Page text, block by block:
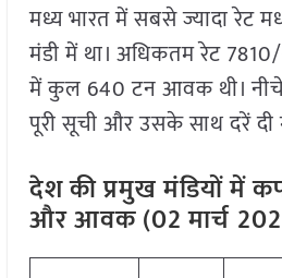
मध्य भारत में सबसे ज्यादा रेट
मंडी में था। अधिकतम रेट
में कुल 640 टन आवक थी। नीचे
पूरी सूची और उसके साथ दरें दी
देश की प्रमुख मंडियों में
और आवक (02 मार्च